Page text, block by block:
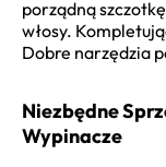
porządną
włosy.
Dobre narzędzia
Niezbędne
Wypinacze